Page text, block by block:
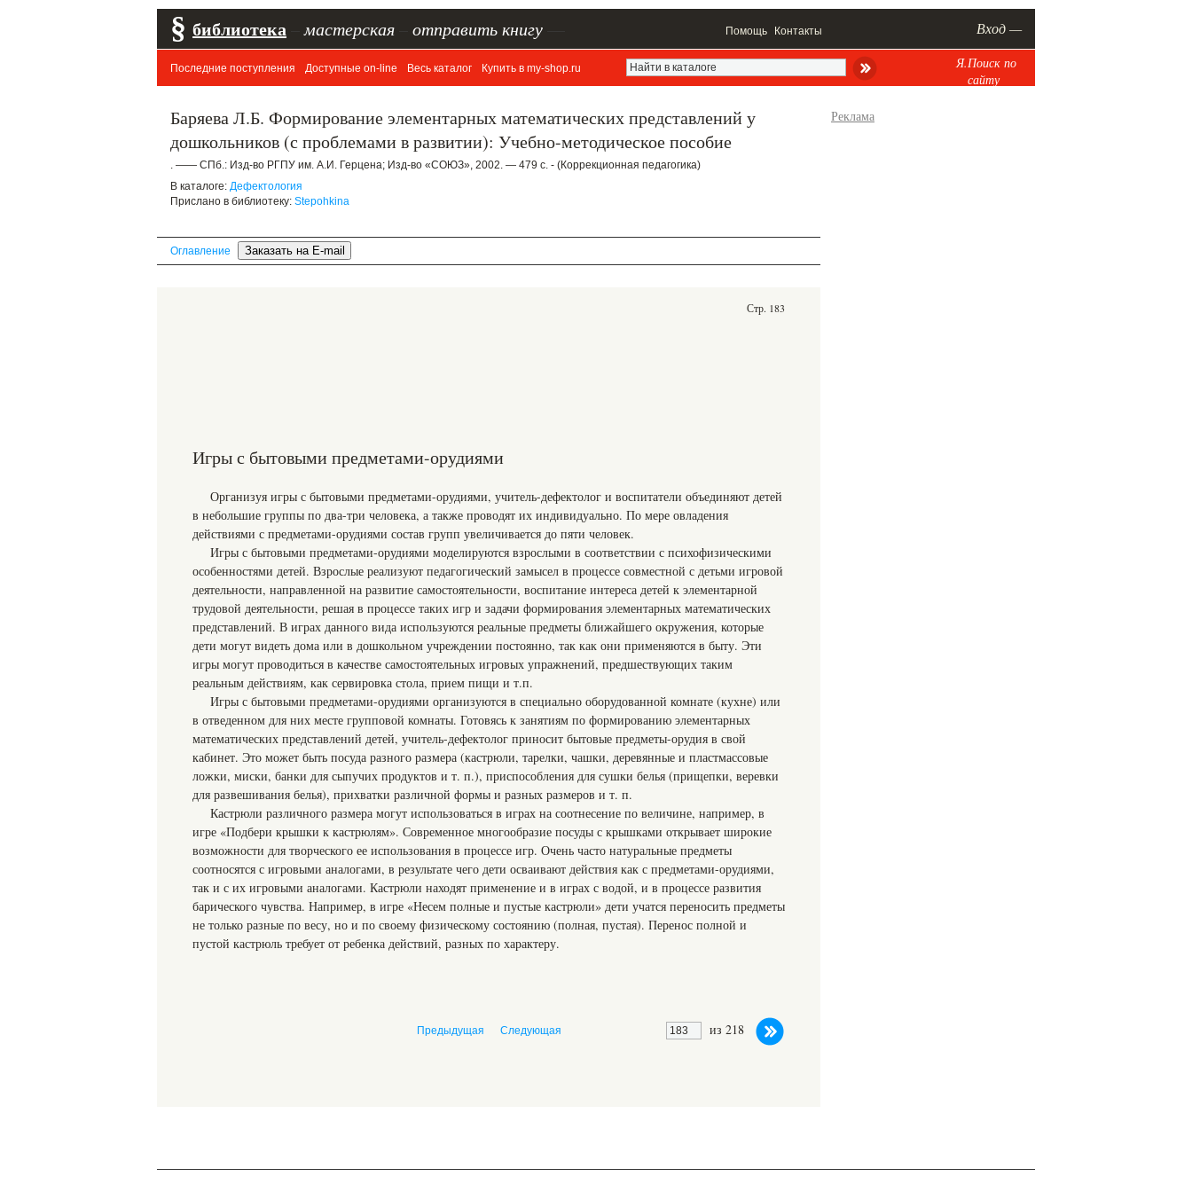
§ библиотека мастерская отправить книгу Помощь Контакты Вход —
Последние поступления Доступные on-line Весь каталог Купить в my-shop.ru
Я.Поиск по
сайту
Баряева Л.Б. Формирование элементарных математических представлений у
дошкольников (с проблемами в развитии): Учебно-методическое пособие
. —— СПб.: Изд-во РГПУ им. А.И. Герцена; Изд-во «СОЮЗ», 2002. — 479 с. - (Коррекционная педагогика)
В каталоге: Дефектология
Прислано в библиотеку: Stepohkina
Оглавление
Стр. 183
Игры с бытовыми предметами-орудиями
Организуя игры с бытовыми предметами-орудиями, учитель-дефектолог и воспитатели объединяют детей
в небольшие группы по два-три человека, а также проводят их индивидуально. По мере овладения
действиями с предметами-орудиями состав групп увеличивается до пяти человек.
Игры с бытовыми предметами-орудиями моделируются взрослыми в соответствии с психофизическими
особенностями детей. Взрослые реализуют педагогический замысел в процессе совместной с детьми игровой
деятельности, направленной на развитие самостоятельности, воспитание интереса детей к элементарной
трудовой деятельности, решая в процессе таких игр и задачи формирования элементарных математических
представлений. В играх данного вида используются реальные предметы ближайшего окружения, которые
дети могут видеть дома или в дошкольном учреждении постоянно, так как они применяются в быту. Эти
игры могут проводиться в качестве самостоятельных игровых упражнений, предшествующих таким
реальным действиям, как сервировка стола, прием пищи и т.п.
Игры с бытовыми предметами-орудиями организуются в специально оборудованной комнате (кухне) или
в отведенном для них месте групповой комнаты. Готовясь к занятиям по формированию элементарных
математических представлений детей, учитель-дефектолог приносит бытовые предметы-орудия в свой
кабинет. Это может быть посуда разного размера (кастрюли, тарелки, чашки, деревянные и пластмассовые
ложки, миски, банки для сыпучих продуктов и т. п.), приспособления для сушки белья (прищепки, веревки
для развешивания белья), прихватки различной формы и разных размеров и т. п.
Кастрюли различного размера могут использоваться в играх на соотнесение по величине, например, в
игре «Подбери крышки к кастрюлям». Современное многообразие посуды с крышками открывает широкие
возможности для творческого ее использования в процессе игр. Очень часто натуральные предметы
соотносятся с игровыми аналогами, в результате чего дети осваивают действия как с предметами-орудиями,
так и с их игровыми аналогами. Кастрюли находят применение и в играх с водой, и в процессе развития
барического чувства. Например, в игре «Несем полные и пустые кастрюли» дети учатся переносить предметы
не только разные по весу, но и по своему физическому состоянию (полная, пустая). Перенос полной и
пустой кастрюль требует от ребенка действий, разных по характеру.
из 218
Предыдущая Следующая
Реклама